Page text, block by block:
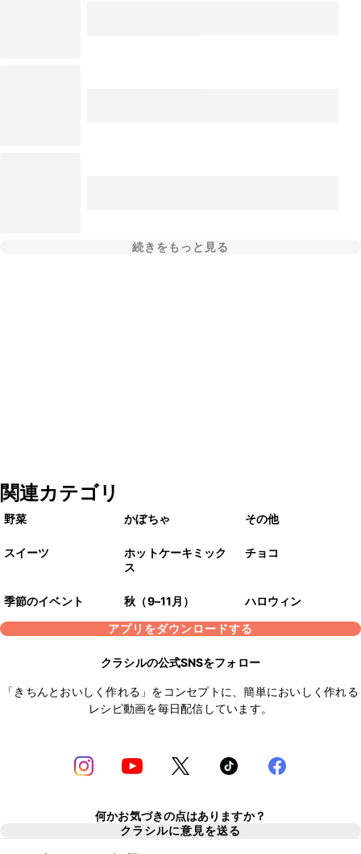
続きをもっと見る
関連カテゴリ
野菜 かぼちゃ その他
スイーツ
ホットケーキミック
ス
チョコ
季節のイベント 秋（9–11月）
ハロウィン
アプリをダウンロードする
クラシルの公式SNSをフォロー
「きちんとおいしく作れる」をコンセプトに、簡単においしく作れる
レシピ動画を毎日配信しています。
何かお気づきの点はありますか？
クラシルに意見を送る